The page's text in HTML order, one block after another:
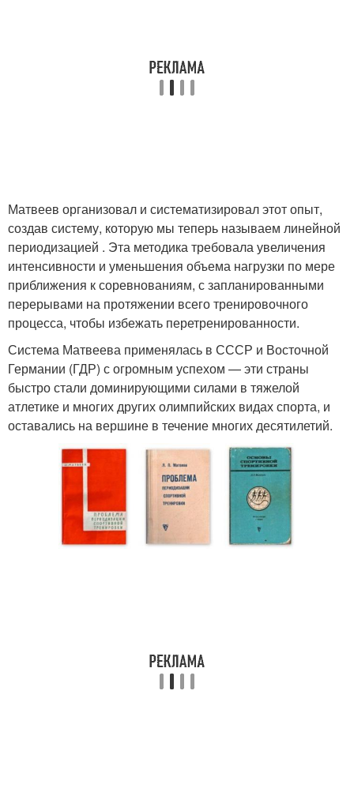
Матвеев организовал и систематизировал этот опыт,
создав систему, которую мы теперь называем линейной
периодизацией . Эта методика требовала увеличения
интенсивности и уменьшения объема нагрузки по мере
приближения к соревнованиям, с запланированными
перерывами на протяжении всего тренировочного
процесса, чтобы избежать перетренированности.
Система Матвеева применялась в СССР и Восточной
Германии (ГДР) с огромным успехом — эти страны
быстро стали доминирующими силами в тяжелой
атлетике и многих других олимпийских видах спорта, и
оставались на вершине в течение многих десятилетий.